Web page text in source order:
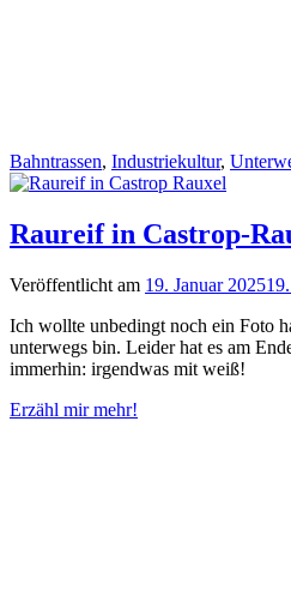
Bahntrassen, Industriekultur,
Raureif in Castrop-
Veröffentlicht am 19. Januar 2025
Ich wollte unbedingt noch ein Foto
unterwegs bin. Leider hat es am
immerhin: irgendwas mit weiß!
Erzähl mir mehr!